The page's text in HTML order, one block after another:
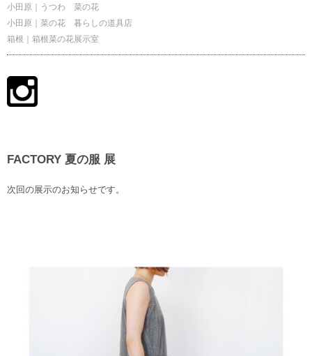
小田原｜うつわ 菜の花
小田原｜菜の花 暮らしの道具店
箱根｜箱根菜の花展示室
FACTORY 夏の服 展
次回の展示のお知らせです。